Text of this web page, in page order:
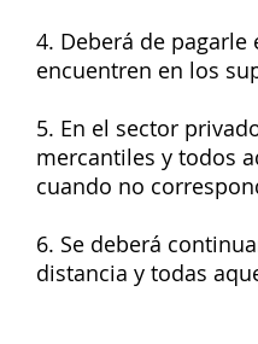
4. Deberá de
encuentren en los
5. En el sector
mercantiles y todos
cuando no
6. Se deberá
distancia y todas